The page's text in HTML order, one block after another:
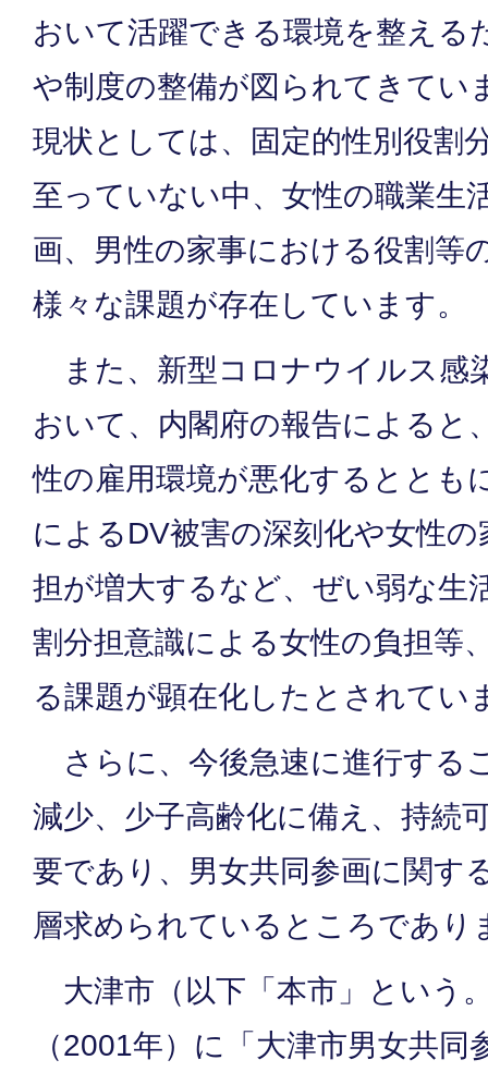
おいて活躍できる環境を整える
や制度の整備が図られてきてい
現状としては、固定的性別役割
至っていない中、女性の職業生
画、男性の家事における役割等
様々な課題が存在しています。
また、新型コロナウイルス感
おいて、内閣府の報告によると
性の雇用環境が悪化するととも
によるDV被害の深刻化や女性
担が増大するなど、ぜい弱な生
割分担意識による女性の負担等
る課題が顕在化したとされてい
さらに、今後急速に進行する
減少、少子高齢化に備え、持続
要であり、男女共同参画に関す
層求められているところであり
大津市（以下「本市」という
（2001年）に「大津市男女共